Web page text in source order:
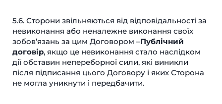
5.6. Сторони звільняються від відповідальності за
невиконання або неналежне виконання своїх
зобов’язань за цим Договором –Публічний
договір, якщо це невиконання стало наслідком
дії обставин непереборної сили, які виникли
після підписання цього Договору і яких Сторона
не могла уникнути і передбачити.